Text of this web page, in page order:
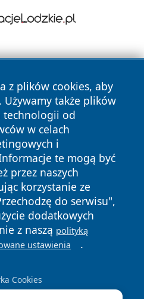
z plików cookies, aby
Używamy także plików
technologii od
w celach
i
te mogą być
przez naszych
korzystanie ze
do serwisu",
dodatkowych
z naszą polityką
ustawienia .
Cookies
Wszystkie prawa
Polityka
Cookies